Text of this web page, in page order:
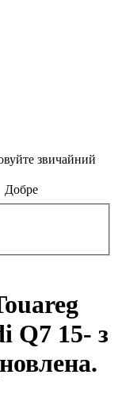
звичайний
Добре
Q7 15- з